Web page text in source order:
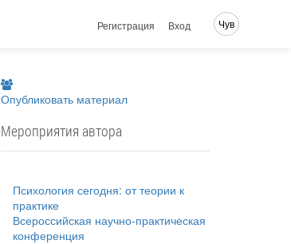
Регистрация Вход Чув
Опубликовать материал
Мероприятия автора
Психология сегодня: от теории к
практике
Всероссийская научно-практическая
конференция